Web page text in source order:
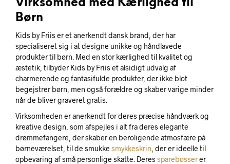
Virksomhed med Kærlighed til
Børn
Kids by Friis er et anerkendt dansk brand, der har
specialiseret sig i at designe unikke og håndlavede
produkter til børn. Med en stor kærlighed til kvalitet og
æstetik, tilbyder Kids by Friis et alsidigt udvalg af
charmerende og fantasifulde produkter, der ikke blot
begejstrer børn, men også forældre og skaber varige minder
når de bliver graveret gratis.
Virksomheden er anerkendt for deres præcise håndværk og
kreative design, som afspejles i alt fra deres elegante
drømmefangere, der skaber en beroligende atmosfære på
børneværelset, til de smukke smykkeskrin , der er ideelle til
opbevaring af små personlige skatte. Deressparebøsserer